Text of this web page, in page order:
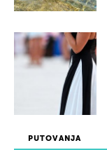
PUTOVANJA